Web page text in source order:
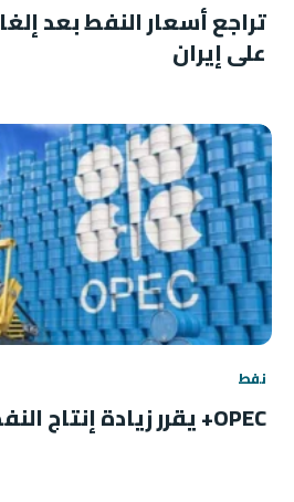
تراجع أسعار النفط بعد
على إيران
نفط
OPEC+ يقرر زيادة إنتاج النفط